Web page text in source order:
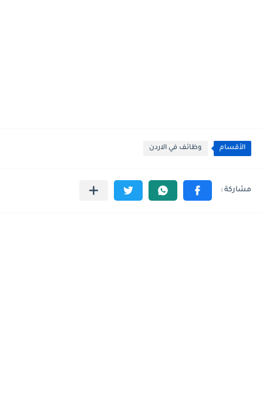
الأقسام وظائف في الاردن